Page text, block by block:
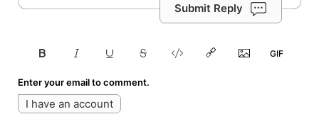
Submit Reply
Enter your email to comment.
I have an account